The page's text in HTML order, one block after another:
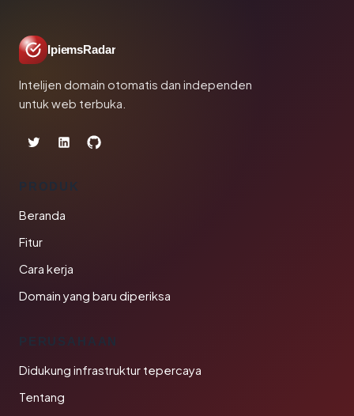
IpiemsRadar
Intelijen domain otomatis dan independen
untuk web terbuka.
PRODUK
Beranda
Fitur
Cara kerja
Domain yang baru diperiksa
PERUSAHAAN
Didukung infrastruktur tepercaya
Tentang